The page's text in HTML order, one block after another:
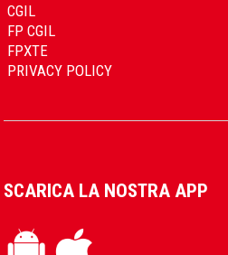
CGIL
FP CGIL
FPXTE
PRIVACY POLICY
SCARICA LA NOSTRA APP